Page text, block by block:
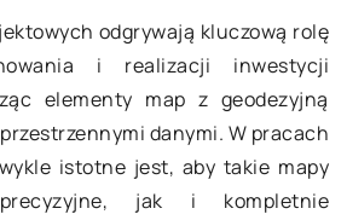
odgrywają kluczową rolę
i realizacji inwestycji
elementy map z geodezyjną
danymi. W pracach
istotne jest, aby takie mapy
jak i kompletnie